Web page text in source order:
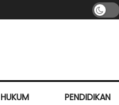
HUKUM PENDIDIKAN